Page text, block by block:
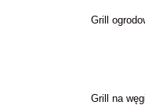
Grill
Grill na